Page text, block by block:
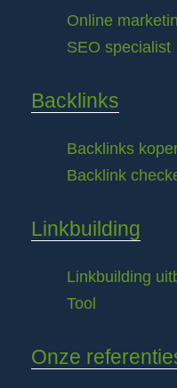
Online
SEO specialist
Backlinks
Backlinks
Backlink
Linkbuilding
Linkbuilding
Tool
Onze